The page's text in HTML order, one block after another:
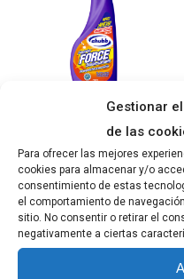
Gestionar
de las
Para ofrecer las mejores
cookies para almacenar y/o
consentimiento de estas
el comportamiento de
sitio. No consentir o retirar el
negativamente a ciertas
Limpiador Force sin
lejía
Buscar